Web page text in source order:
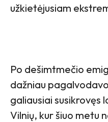
užkietėjusiam
Po dešimtmečio
dažniau
galiausiai susikrovęs
Vilnių, kur šiuo metu